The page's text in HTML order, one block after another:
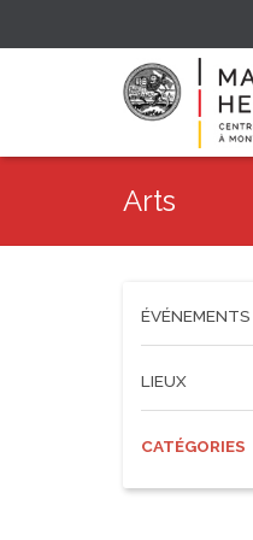
Arts
ÉVÉNEMENTS
LIEUX
CATÉGORIES